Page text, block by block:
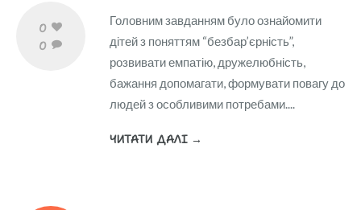
0
0
Головним завданням було ознайомити
дітей з поняттям “безбар’єрність”,
розвивати емпатію, дружелюбність,
бажання допомагати, формувати повагу до
людей з особливими потребами....
ЧИТАТИ ДАЛІ →